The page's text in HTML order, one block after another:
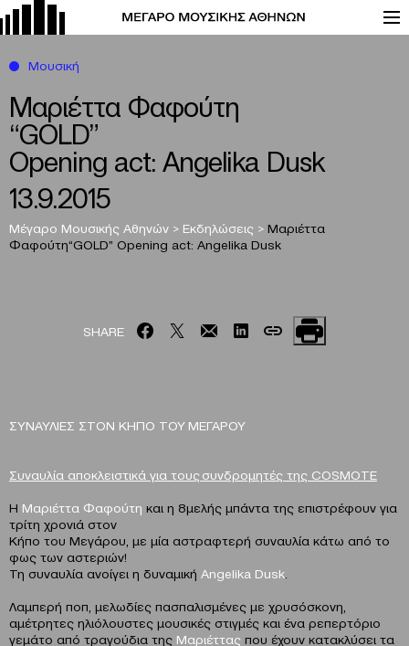
Μαριέττα Φαφούτη
“GOLD”
Opening act: Angelika Dusk
13.9.2015
Μέγαρο Μουσικής Αθηνών > Εκδηλώσεις > Μαριέττα
Φαφούτη“GOLD” Opening act: Angelika Dusk
Μουσική
SHARE
ΣΥΝΑΥΛΙΕΣ ΣΤΟΝ ΚΗΠΟ ΤΟΥ ΜΕΓΑΡΟΥ
Συναυλία αποκλειστικά για τους συνδρομητές της COSMΟΤΕ
Η Μαριέττα Φαφούτη και η 8μελής μπάντα της επιστρέφουν για
τρίτη χρονιά στον
Κήπο του Μεγάρου, με μία αστραφτερή συναυλία κάτω από το
φως των αστεριών!
Τη συναυλία ανοίγει η δυναμική Angelika Dusk
Λαμπερή ποπ, μελωδίες πασπαλισμένες με χρυσόσκονη,
αμέτρητες ηλιόλουστες μουσικές στιγμές και ένα ρεπερτόριο
γεμάτο από τραγούδια της Μαριέττας που έχουν κατακλύσει τα